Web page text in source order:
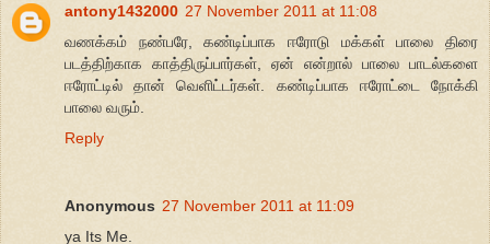
antony1432000 27 November 2011 at 11:08
வணக்கம் நண்பரே, கண்டிப்பாக ஈரோடு மக்கள் பாலை திரை
படத்திற்காக காத்திருப்பார்கள், ஏன் என்றால் பாலை பாடல்களை
ஈரோட்டில் தான் வெளிட்டர்கள். கண்டிப்பாக ஈரோட்டை நோக்கி
பாலை வரும்.
Reply
Anonymous 27 November 2011 at 11:09
ya Its Me.